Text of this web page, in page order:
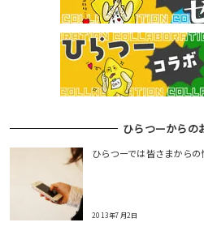
ひらつーからの
ひらつーでは皆さまから
2013年7月2日